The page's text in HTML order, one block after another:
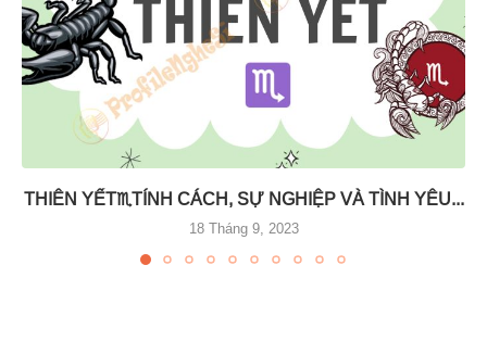
THIÊN YẾT♏️TÍNH CÁCH, SỰ NGHIỆP VÀ TÌNH YÊU...
18 Tháng 9, 2023